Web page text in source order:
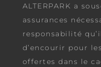
ALTERPARK a
assurances
responsabilité
d’encourir pour
offertes dans le